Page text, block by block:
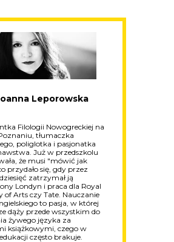
Leporowska
Filologii Nowogreckiej na
tłumaczka
poliglotka i pasjonatka
Już w przedszkolu
że musi "mówić jak
przydało się, gdy przez
zatrzymał ją
Londyn i praca dla Royal
of Arts czy Tate. Nauczanie
to pasja, w której
dąży przede wszystkim do
żywego języka za
książkowymi, czego w
często brakuje.